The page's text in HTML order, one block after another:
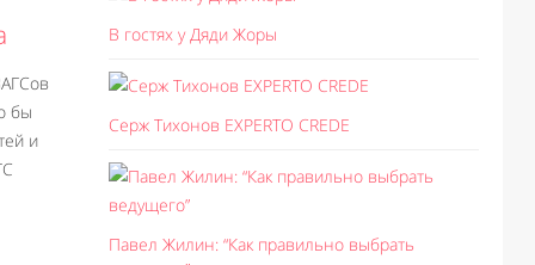
бы
и
В гостях у Дяди Жоры
Серж Тихонов EXPERTO CREDE
Павел Жилин: “Как правильно выбрать